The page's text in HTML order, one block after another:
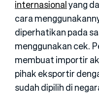
internasionalyang
cara
diperhatikan pada
menggunakan cek.
membuat importir
pihak eksportir
sudah dipilih di